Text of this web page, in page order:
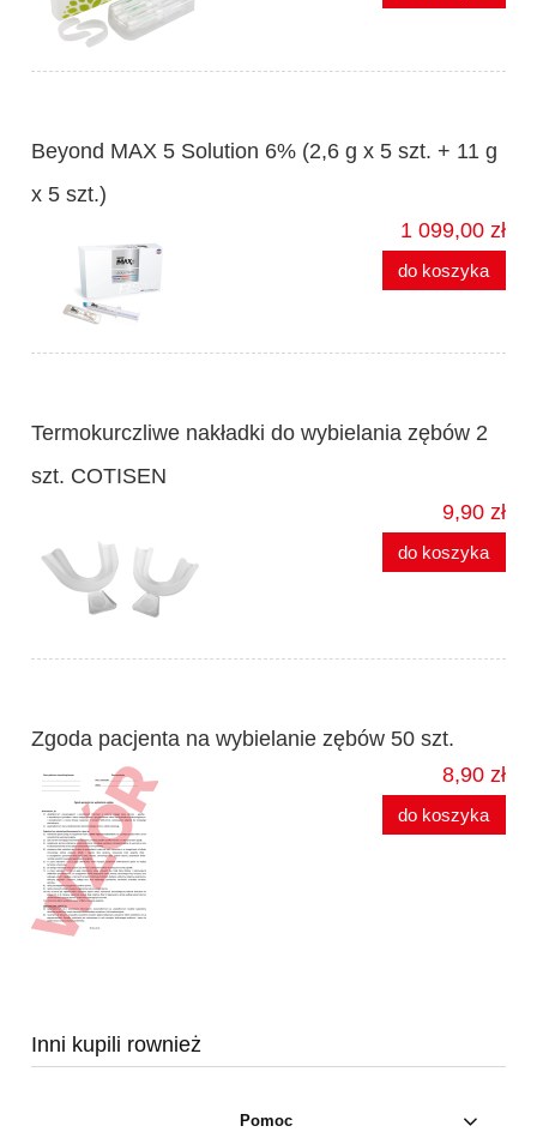
Beyond MAX 5 Solution 6% (2,6 g x 5 szt. + 11 g
x 5 szt.)
1 099,00 zł
do koszyka
Termokurczliwe nakładki do wybielania zębów 2
szt. COTISEN
9,90 zł
do koszyka
Zgoda pacjenta na wybielanie zębów 50 szt.
8,90 zł
do koszyka
Inni kupili rownież
Pomoc